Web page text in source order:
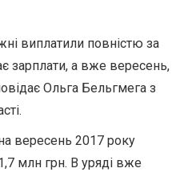
виплатили повністю за
зарплати, а вже вересень,
Ольга Бельгмега з
вересень 2017 року
млн грн. В уряді вже